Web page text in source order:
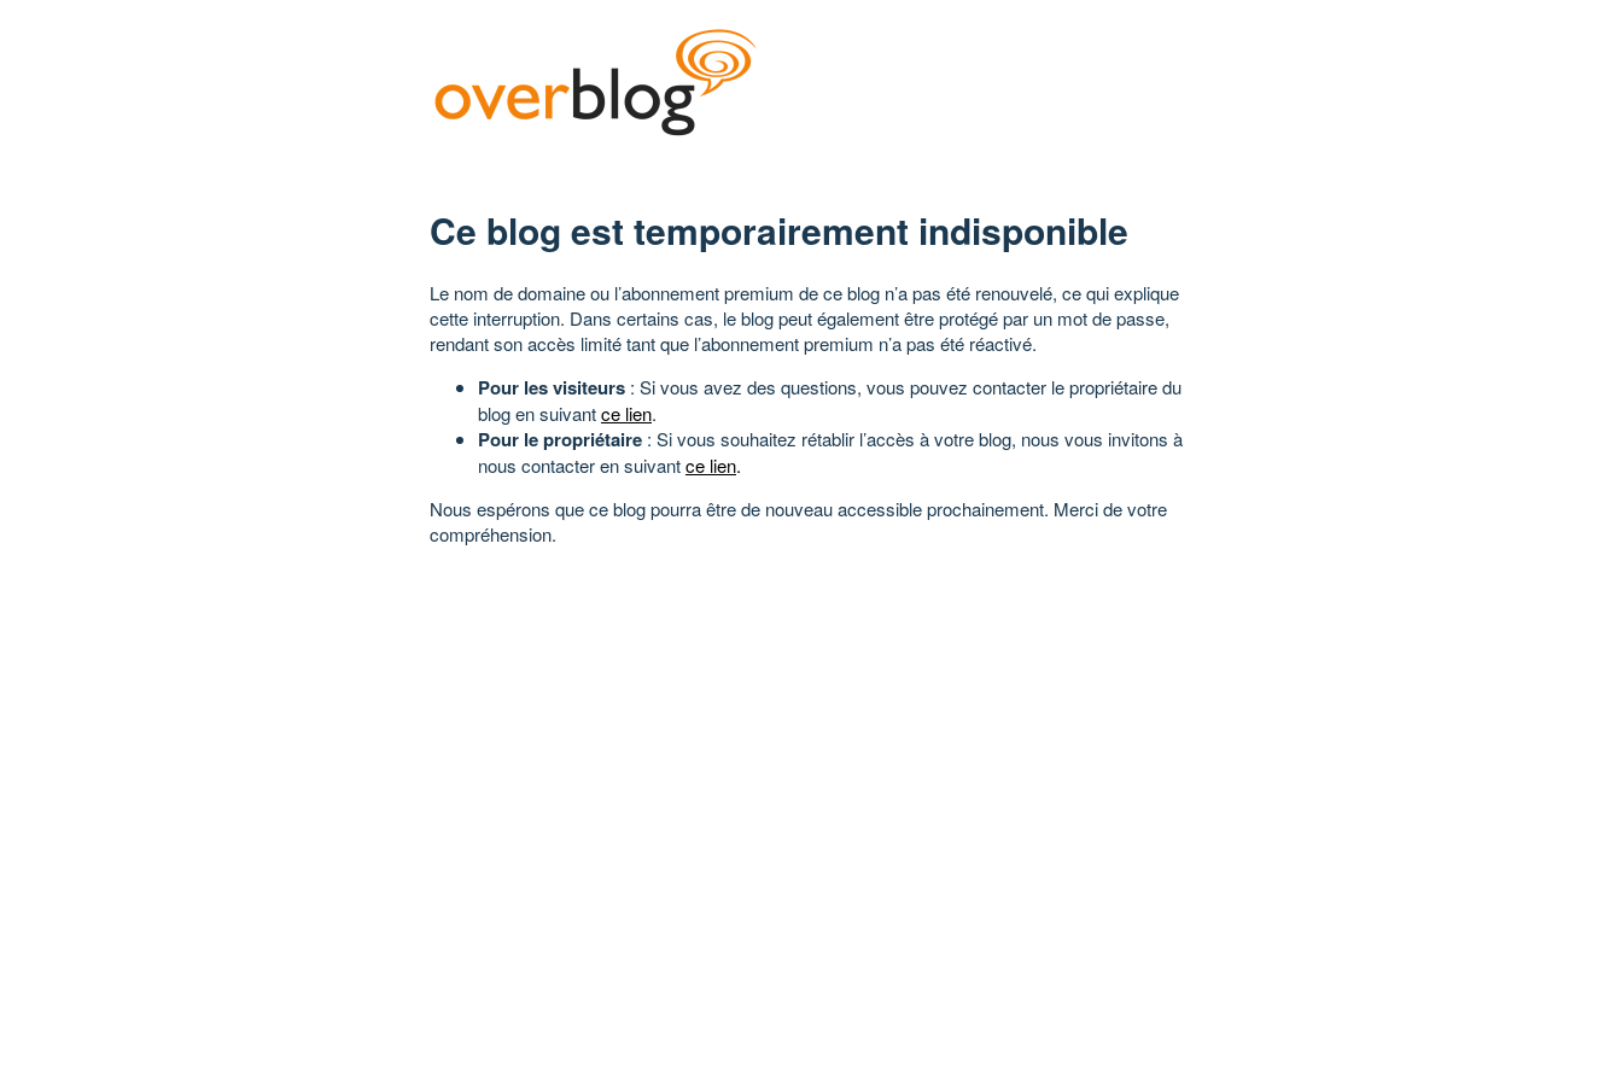
Ce blog est temporairement indisponible
Le nom de domaine ou l’abonnement premium de ce blog n’a pas été renouvelé, ce qui explique
cette interruption. Dans certains cas, le blog peut également être protégé par un mot de passe,
rendant son accès limité tant que l’abonnement premium n’a pas été réactivé.
Pour les visiteurs : Si vous avez des questions, vous pouvez contacter le propriétaire du
blog en suivantce lien.
Pour le propriétaire : Si vous souhaitez rétablir l’accès à votre blog, nous vous invitons à
nous contacter en suivantce lien.
Nous espérons que ce blog pourra être de nouveau accessible prochainement. Merci de votre
compréhension.